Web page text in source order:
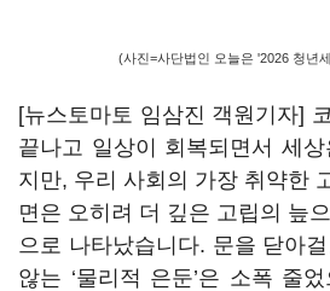
(사진=사단법인 오늘은 '2026 청년
[뉴스토마토 임삼진 객원기자]
끝나고 일상이 회복되면서 세
지만, 우리 사회의 가장 취약한
면은 오히려 더 깊은 고립의 늪
으로 나타났습니다. 문을 닫아
않는 ‘물리적 은둔’은 소폭 줄